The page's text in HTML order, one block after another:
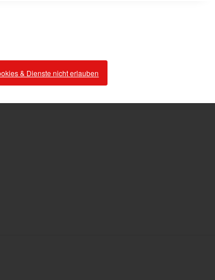
& Dienste nicht erlauben